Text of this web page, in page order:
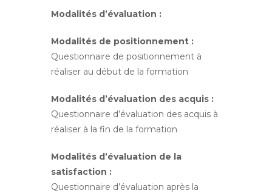
Modalités d’évaluation :
Modalités de positionnement :
Questionnaire de positionnement à
réaliser au début de la formation
Modalités d’évaluation des acquis :
Questionnaire d’évaluation des acquis à
réaliser à la fin de la formation
Modalités d’évaluation de la
satisfaction :
Questionnaire d’évaluation après la